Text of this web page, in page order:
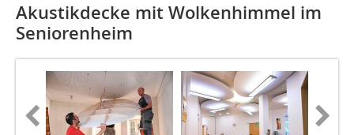
Akustikdecke mit Wolkenhimmel im
Seniorenheim